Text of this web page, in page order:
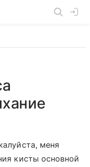
меня
кисты основной